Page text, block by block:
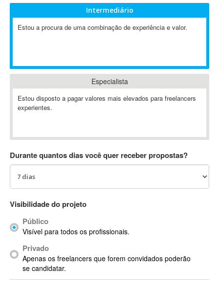
Ableton
Ableton Live
Abstract Window Toolkit (AWT)
AC Drives
AC3
ACID Pro
ACPI
ACT
Actian
Actimize
ActionScript
ActionScript 3
Intermediário
Estou a procura de uma combinação de experiência e valor.
Especialista
Estou disposto a pagar valores mais elevados para freelancers
experientes.
Durante quantos dias você quer receber propostas?
Visibilidade do projeto
Público
Visível para todos os profissionais.
Privado
Apenas os freelancers que forem convidados poderão
se candidatar.